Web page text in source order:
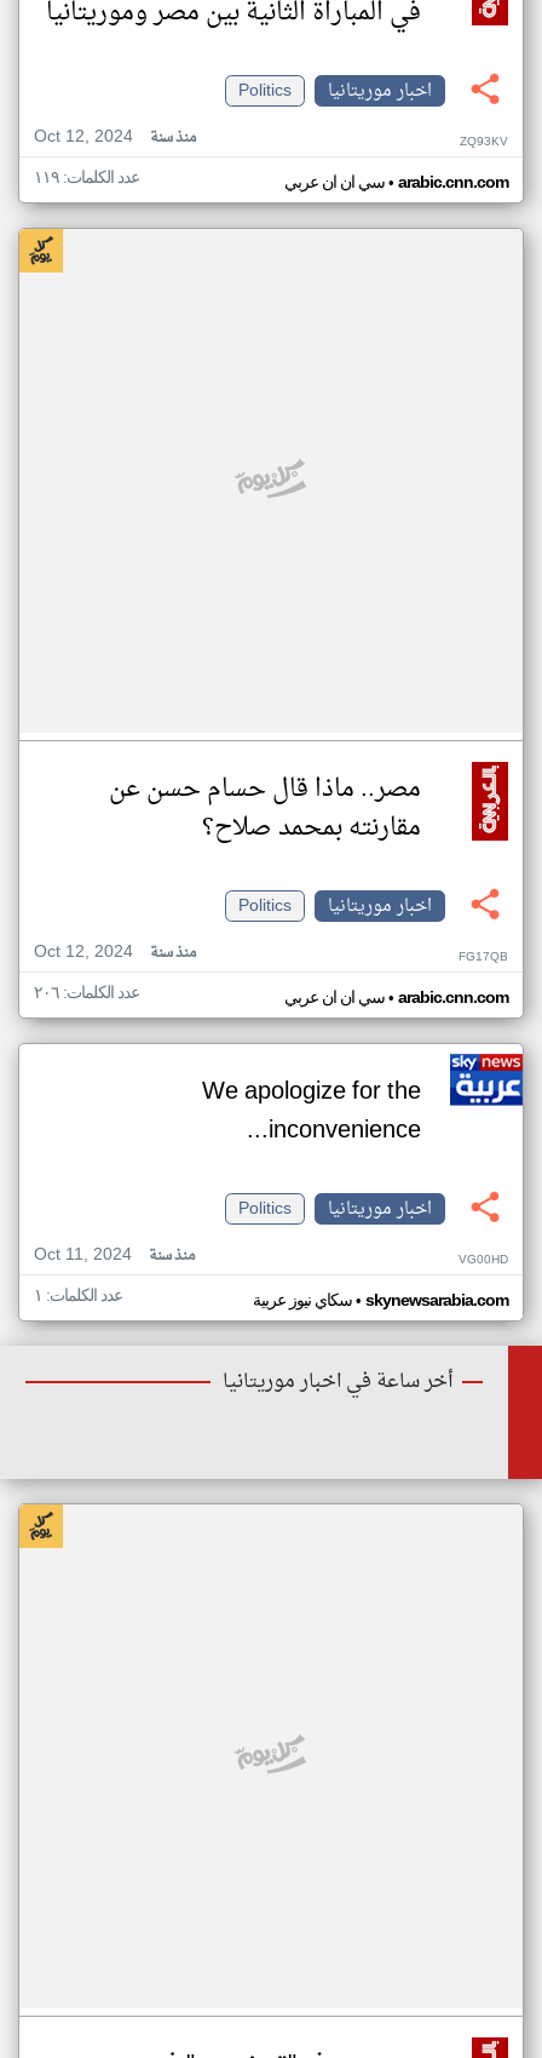
في المباراة الثانية بين مصر وموريتانيا
اخبار موريتانيا
Politics
Oct 12, 2024
منذ سنة ZQ93KV
سي ان ان عربي• arabic.cnn.com عدد الكلمات: ١١٩
مصر.. ماذا قال حسام حسن عن
مقارنته بمحمد صلاح؟
اخبار موريتانيا
Politics
Oct 12, 2024
منذ سنة FG17QB
سي ان ان عربي• arabic.cnn.com عدد الكلمات: ٢٠٦
We apologize for the
inconvenience...
اخبار موريتانيا
Politics
Oct 11, 2024
منذ سنة VG00HD
سكاي نيوز عربية• skynewsarabia.com عدد الكلمات: ١
أخر ساعة في اخبار موريتانيا